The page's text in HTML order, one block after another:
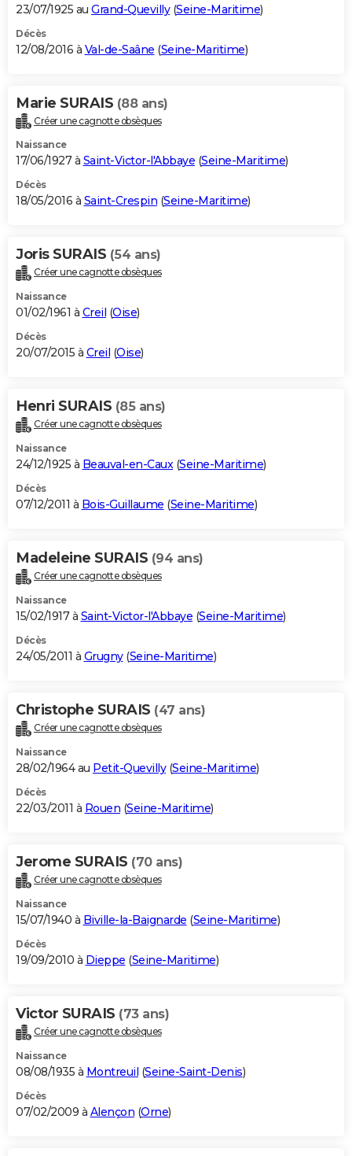
23/07/1925 au Grand-Quevilly(Seine-Maritime)
Décès
12/08/2016 à Val-de-Saâne (Seine-Maritime)
Marie SURAIS (88 ans)
Créer une cagnotte obsèques
Naissance
17/06/1927 à Saint-Victor-l'Abbaye (Seine-Maritime)
Décès
18/05/2016 à Saint-Crespin (Seine-Maritime)
Joris SURAIS (54 ans)
Créer une cagnotte obsèques
Naissance
01/02/1961 à Creil (Oise)
Décès
20/07/2015 à Creil (Oise)
Henri SURAIS (85 ans)
Créer une cagnotte obsèques
Naissance
24/12/1925 à Beauval-en-Caux(Seine-Maritime)
Décès
07/12/2011 à Bois-Guillaume (Seine-Maritime)
Madeleine SURAIS (94 ans)
Créer une cagnotte obsèques
Naissance
15/02/1917 à Saint-Victor-l'Abbaye (Seine-Maritime)
Décès
24/05/2011 à Grugny(Seine-Maritime)
Christophe SURAIS (47 ans)
Créer une cagnotte obsèques
Naissance
28/02/1964 au Petit-Quevilly(Seine-Maritime)
Décès
22/03/2011 à Rouen (Seine-Maritime)
Jerome SURAIS (70 ans)
Créer une cagnotte obsèques
Naissance
15/07/1940 à Biville-la-Baignarde (Seine-Maritime)
Décès
19/09/2010 à Dieppe (Seine-Maritime)
Victor SURAIS (73 ans)
Créer une cagnotte obsèques
Naissance
08/08/1935 à Montreuil (Seine-Saint-Denis)
Décès
07/02/2009 à Alençon (Orne)